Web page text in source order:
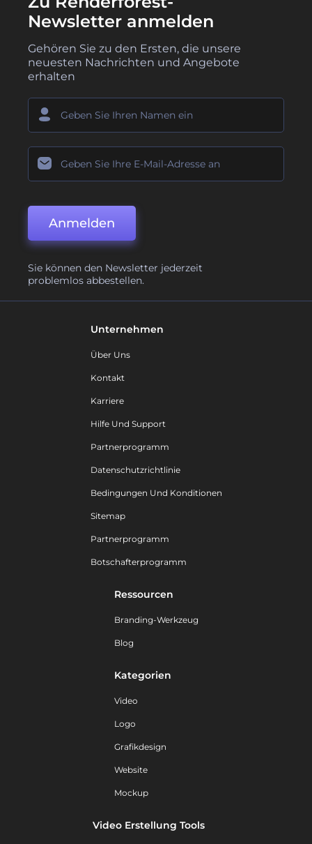
Newsletter anmelden
Gehören Sie zu den Ersten, die unsere
neuesten Nachrichten und Angebote
erhalten
Anmelden
Sie können den Newsletter jederzeit
problemlos abbestellen.
Unternehmen
Über Uns
Kontakt
Karriere
Hilfe Und Support
Partnerprogramm
Datenschutzrichtlinie
Bedingungen Und Konditionen
Sitemap
Partnerprogramm
Botschafterprogramm
Ressourcen
Branding-Werkzeug
Blog
Kategorien
Video
Logo
Grafikdesign
Website
Mockup
Video Erstellung Tools